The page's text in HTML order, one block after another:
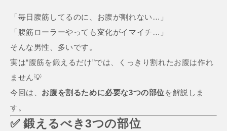
「毎日腹筋してるのに、お腹が割れない…」
「腹筋ローラーやっても変化がイマイチ…」
そんな男性、多いです。
実は“腹筋を鍛えるだけ”では、くっきり割れたお腹は作れ
ません💡
今回は、 お腹を割るために必要な3つの部位を解説しま
す。
✅ 鍛えるべき3つの部位